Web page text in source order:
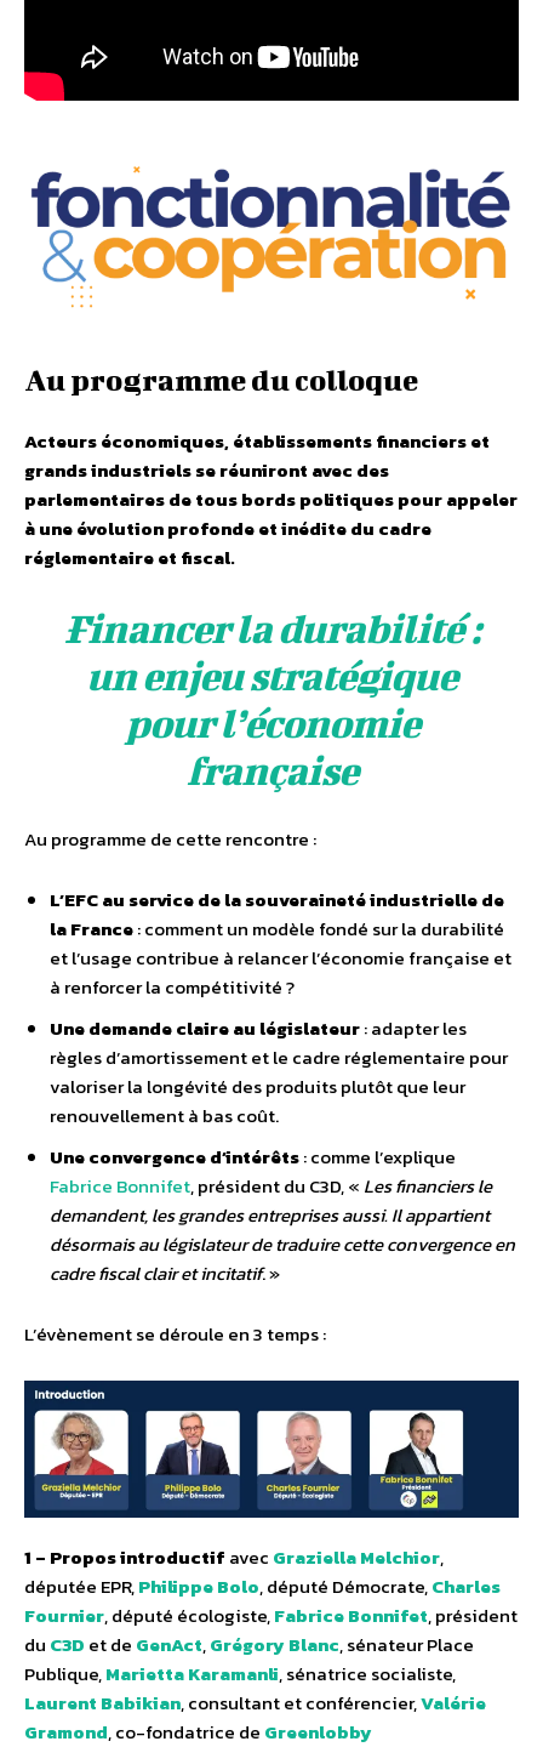
Au programme du colloque
Acteurs économiques, établissements financiers et
grands industriels se réuniront avec des
parlementaires de tous bords politiques pour appeler
à une évolution profonde et inédite du cadre
réglementaire et fiscal.
Financer la durabilité :
un enjeu stratégique
pour l’économie
française
Au programme de cette rencontre :
L’EFC au service de la souveraineté industrielle de
la France: comment un modèle fondé sur la durabilité
et l’usage contribue à relancer l’économie française et
à renforcer la compétitivité ?
Une demande claire au législateur: adapter les
règles d’amortissement et le cadre réglementaire pour
valoriser la longévité des produits plutôt que leur
renouvellement à bas coût.
Une convergence d’intérêts: comme l’explique
Fabrice Bonnifet, président du C3D, « Les financiers le
demandent, les grandes entreprises aussi. Il appartient
désormais au législateur de traduire cette convergence en
cadre fiscal clair et incitatif. »
L’évènement se déroule en 3 temps :
1 – Propos introductif avec Graziella Melchior,
députée EPR,Philippe Bolo, député Démocrate,Charles
Fournier, député écologiste,Fabrice Bonnifet, président
du C3D et de GenAct,Grégory Blanc, sénateur Place
Publique,Marietta Karamanli, sénatrice socialiste,
Laurent Babikian, consultant et conférencier,Valérie
Gramond, co-fondatrice de Greenlobby